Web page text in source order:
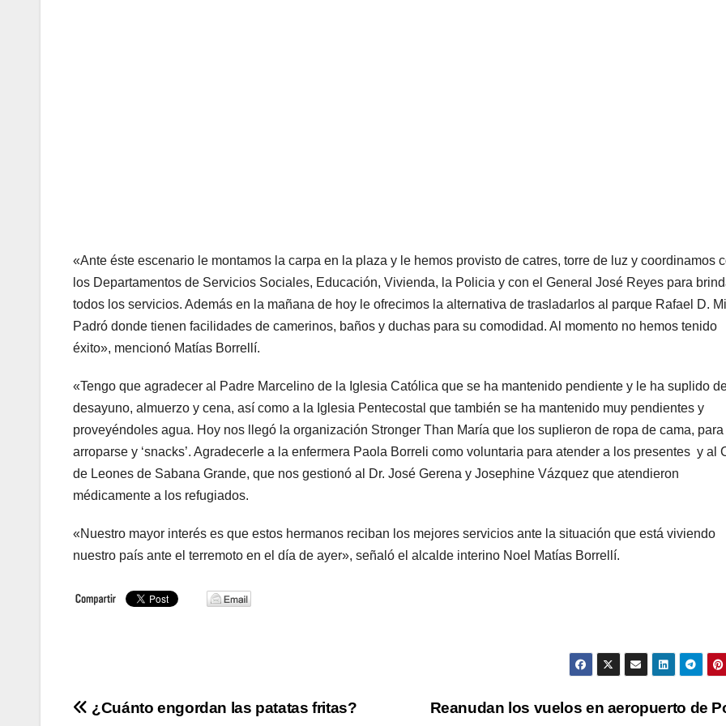
«Ante éste escenario le montamos la carpa en la plaza y le hemos provisto de catres, torre de luz y coordinamos
los Departamentos de Servicios Sociales, Educación, Vivienda, la Policia y con el General José Reyes para
todos los servicios. Además en la mañana de hoy le ofrecimos la alternativa de trasladarlos al parque Rafael D.
Padró donde tienen facilidades de camerinos, baños y duchas para su comodidad. Al momento no hemos tenido
éxito», mencionó Matías Borrellí.
«Tengo que agradecer al Padre Marcelino de la Iglesia Católica que se ha mantenido pendiente y le ha suplido
desayuno, almuerzo y cena, así como a la Iglesia Pentecostal que también se ha mantenido muy pendientes y
proveyéndoles agua. Hoy nos llegó la organización Stronger Than María que los suplieron de ropa de cama, para
arroparse y ‘snacks’. Agradecerle a la enfermera Paola Borreli como voluntaria para atender a los presentes y al
de Leones de Sabana Grande, que nos gestionó al Dr. José Gerena y Josephine Vázquez que atendieron
médicamente a los refugiados.
«Nuestro mayor interés es que estos hermanos reciban los mejores servicios ante la situación que está viviendo
nuestro país ante el terremoto en el día de ayer», señaló el alcalde interino Noel Matías Borrellí.
Navegación Reanudan los vuelos en aeropuerto de
¿Cuánto engordan las patatas fritas?